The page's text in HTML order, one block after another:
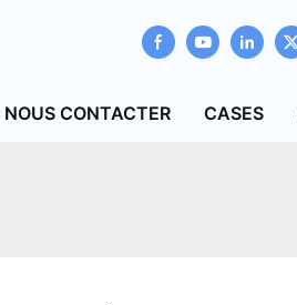
NOUS CONTACTER CASES